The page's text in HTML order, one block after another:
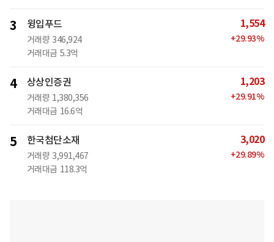
3 윙입푸드
거래량 346,924
거래대금 5.3억
1,554
+29.93%
4 상상인증권
거래량 1,380,356
거래대금 16.6억
1,203
+29.91%
5 한국첨단소재
거래량 3,991,467
거래대금 118.3억
3,020
+29.89%